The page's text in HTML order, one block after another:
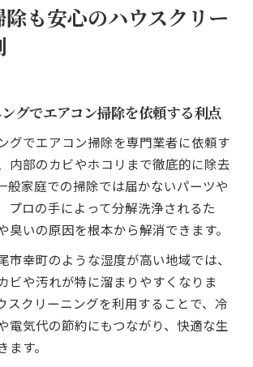
も安心のハウスクリー
グでエアコン掃除を依頼する利点
グでエアコン掃除を専門業者に依頼す
内部のカビやホコリまで徹底的に除去
般家庭での掃除では届かないパーツや
プロの手によって分解洗浄されるた
臭いの原因を根本から解消できます。
市幸町のような湿度が高い地域では、
ビや汚れが特に溜まりやすくなりま
スクリーニングを利用することで、冷
電気代の節約にもつながり、快適な生
す。